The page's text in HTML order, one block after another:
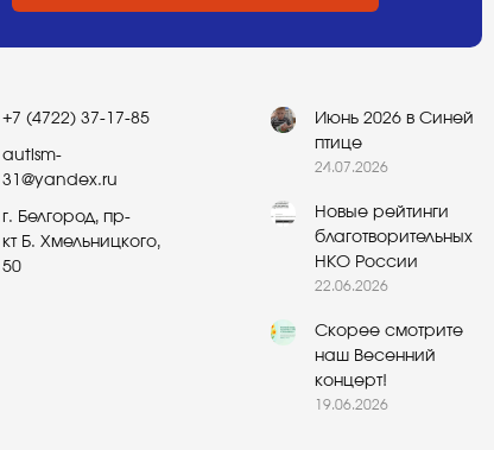
+7 (4722) 37-17-85
autism-
31@yandex.ru
г. Белгород, пр-
кт Б. Хмельницкого,
50
Июнь 2026 в Синей
птице
24.07.2026
Новые рейтинги
благотворительных
НКО России
22.06.2026
Скорее смотрите
наш Весенний
концерт!
19.06.2026